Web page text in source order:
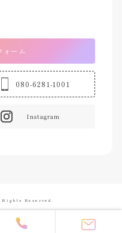
ォーム
080-6281-1001
Instagram
Rights Reserved.